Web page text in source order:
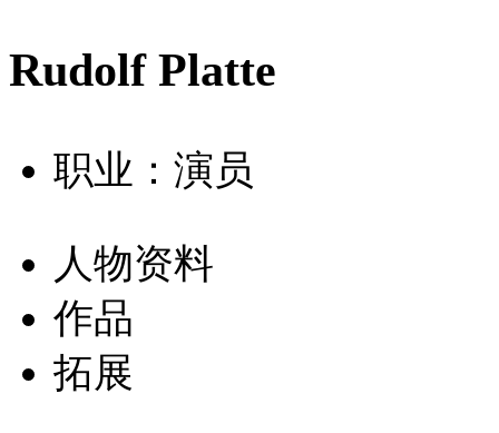
Rudolf Platte
职业：演员
人物资料
作品
拓展